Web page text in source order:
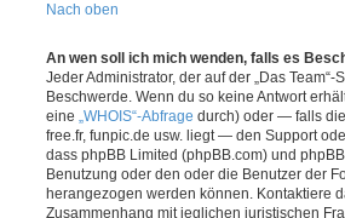
Nach oben
An wen soll ich mich wenden, falls es
Jeder Administrator, der auf der „Das
Beschwerde. Wenn du so keine Antwort
eine „WHOIS“-Abfrage durch) oder — falls
free.fr, funpic.de usw. liegt — den Support
dass phpBB Limited (phpBB.com) und
Benutzung oder den oder die Benutzer der
herangezogen werden können. Kontaktiere
Zusammenhang mit jeglichen juristischen